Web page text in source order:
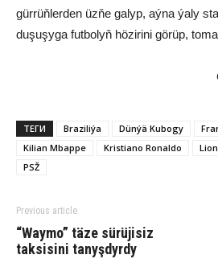
gürrüňlerden üzňe galyp, aýna ýaly
duşuşyga futbolyň hözirini görüp,
ТЕГИ Braziliýa Dünýä Kubogy
Kilian Mbappe
Kristiano Ronaldo
PSŽ
Previous article
“Waymo” täze sürüjisiz
taksisini tanyşdyrdy